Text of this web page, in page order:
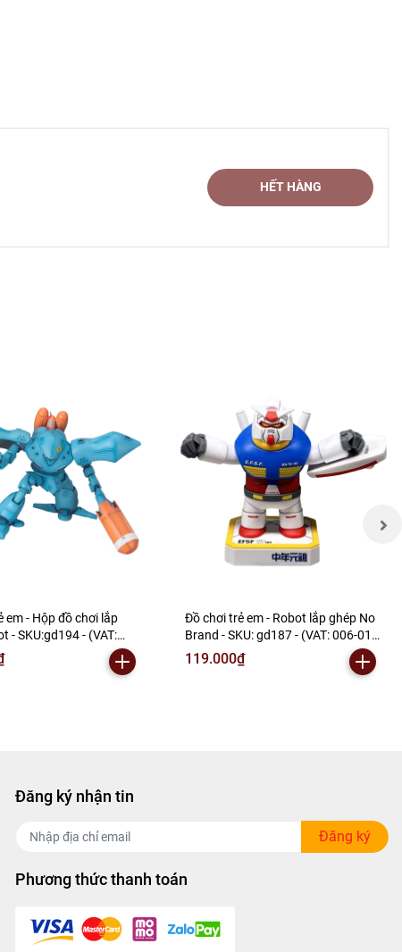
HẾT HÀNG
em - Hộp đồ chơi lắp
- SKU:gd194 - (VAT:
- N2-E1-S7
Đồ chơi trẻ em - Robot lắp ghép No
Brand - SKU: gd187 - (VAT: 006-01-
60) - N2-F1-S3
119.000₫
Đăng ký nhận tin
Đăng ký
Phương thức thanh toán